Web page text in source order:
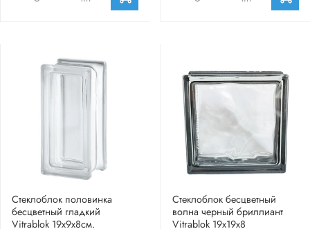
Стеклоблок половинка
бесцветный гладкий
Vitrablok 19х9х8см.
Стеклоблок бесцветный
волна черный бриллиант
Vitrablok 19х19х8